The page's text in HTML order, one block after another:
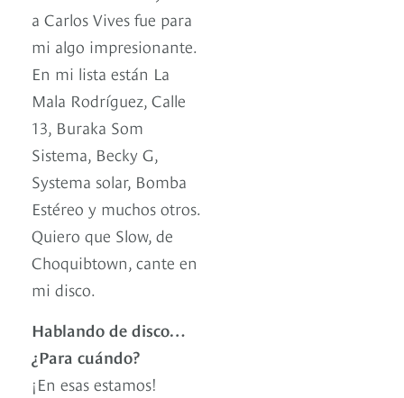
a Carlos Vives fue para
mi algo impresionante.
En mi lista están La
Mala Rodríguez, Calle
13, Buraka Som
Sistema, Becky G,
Systema solar, Bomba
Estéreo y muchos otros.
Quiero que Slow, de
Choquibtown, cante en
mi disco.
Hablando de disco…
¿Para cuándo?
¡En esas estamos!